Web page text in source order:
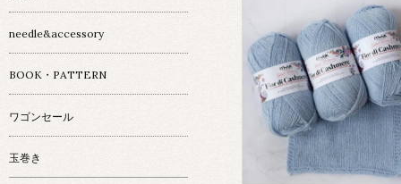
needle&accessory
BOOK・PATTERN
ワゴンセール
玉巻き